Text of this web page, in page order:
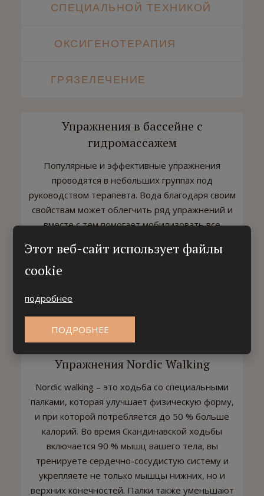
СПЕЦИАЛЬНОЙ ТЕХНИКОЙ
ОКСИГЕНОТЕРАПИЯ
ГРЯЗЕЛЕЧЕНИЕ
Упражнения в бассейне с
гидромассажем
Популярные и эффективные упражнения
проводятся в небольших группах под
руководством терапевта. Вода благодаря своим
свойствам может облегчить ряд упражнений и
вместе с тем помогает мобилизовать все
в теплом бассейне, глубиной всего 130 см, он
подойдет и тем, кто не умеет плавать. В
массажа, и гидромассажная скамейка, которая в
Упражнения Nordic Walking
Nordic walking – это ходьба со специальными
палками, которая улучшает физическую форму,
и при которой потребляется до 50 % больше
калорий. Во время Скандинавской ходьбы
включается 90 % мышц вашего тела, вы
тренируете сердечно-сосудистую систему и
укрепляете не только мышцы нижних, но и
верхних конечностей. Палки также уменьшают
Этот веб-сайт использует файлы
cookie
подробнее
ПОДРОБНЕЕ